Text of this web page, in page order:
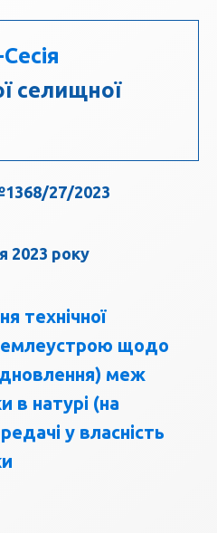
селищної
27/2023
2023 року
технічної
щодо
меж
в натурі (на
у власність